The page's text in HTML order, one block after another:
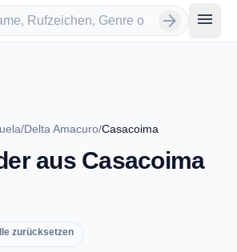
arrow_forward menu
/Delta Amacuro/Casacoima
aus Casacoima
zurücksetzen